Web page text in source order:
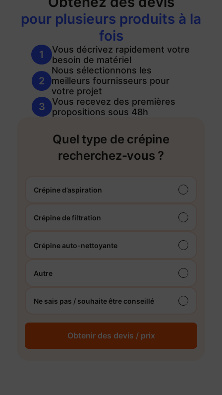
pour plusieurs produits à la
fois
1
Vous décrivez rapidement votre
besoin de matériel
2
Nous sélectionnons les
meilleurs fournisseurs pour
votre projet
3
Vous recevez des premières
propositions sous 48h
Quel type de crépine
recherchez-vous ?
Crépine d’aspiration
Crépine de filtration
Crépine auto-nettoyante
Autre
Ne sais pas / souhaite être conseillé
Obtenir des devis / prix